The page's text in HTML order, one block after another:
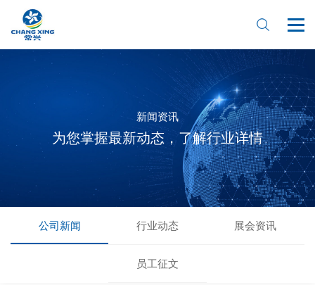
新闻资讯
为您掌握最新动态，了解行业详情
公司新闻 行业动态 展会资讯
员工征文